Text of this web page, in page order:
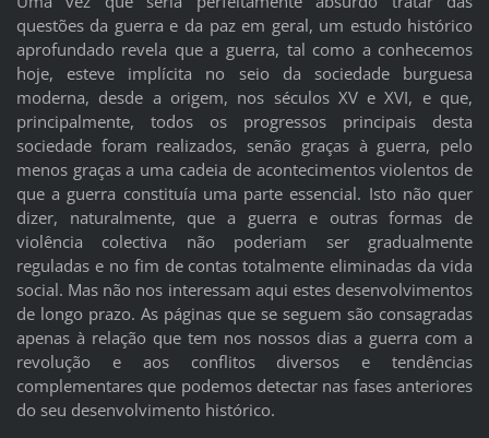
questões da guerra e da paz em geral, um estudo histórico
aprofundado revela que a guerra, tal como a conhecemos
hoje, esteve implícita no seio da sociedade burguesa
moderna, desde a origem, nos séculos XV e XVI, e que,
principalmente, todos os progressos principais desta
sociedade foram realizados, senão graças à guerra, pelo
menos graças a uma cadeia de acontecimentos violentos de
que a guerra constituía uma parte essencial. Isto não quer
dizer, naturalmente, que a guerra e outras formas de
violência colectiva não poderiam ser gradualmente
reguladas e no fim de contas totalmente eliminadas da vida
social. Mas não nos interessam aqui estes desenvolvimentos
de longo prazo. As páginas que se seguem são consagradas
apenas à relação que tem nos nossos dias a guerra com a
revolução e aos conflitos diversos e tendências
complementares que podemos detectar nas fases anteriores
do seu desenvolvimento histórico.